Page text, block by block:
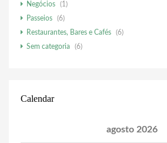
Negócios
(1)
Passeios
(6)
Restaurantes, Bares e Cafés
(6)
Sem categoria
(6)
Calendar
agosto 2026